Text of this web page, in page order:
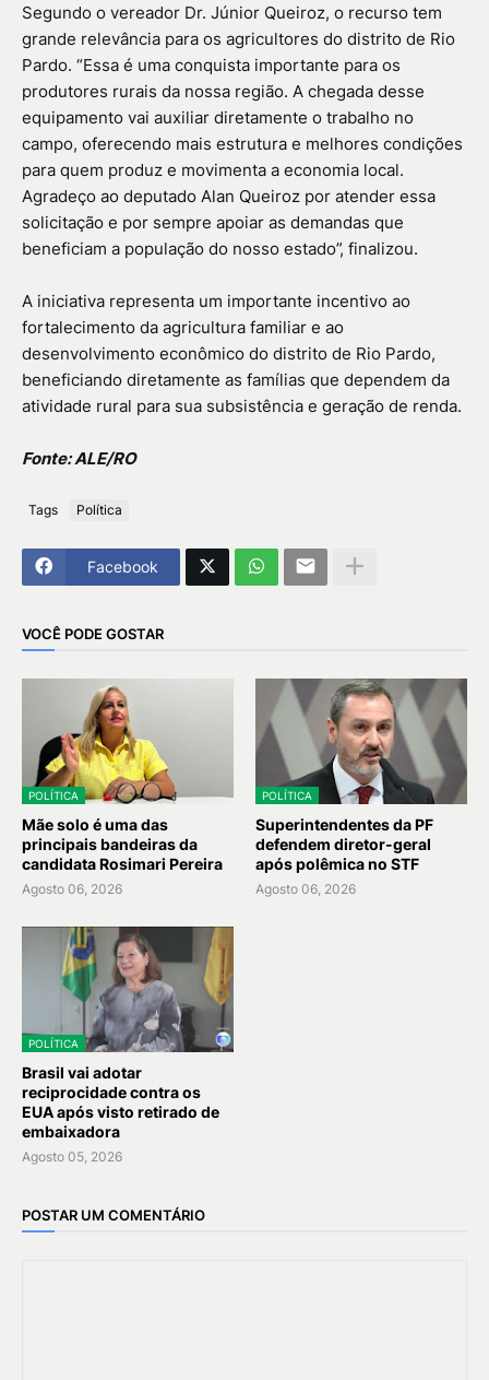
Segundo o vereador Dr. Júnior Queiroz, o recurso tem
grande relevância para os agricultores do distrito de Rio
Pardo. “Essa é uma conquista importante para os
produtores rurais da nossa região. A chegada desse
equipamento vai auxiliar diretamente o trabalho no
campo, oferecendo mais estrutura e melhores condições
para quem produz e movimenta a economia local.
Agradeço ao deputado Alan Queiroz por atender essa
solicitação e por sempre apoiar as demandas que
beneficiam a população do nosso estado”, finalizou.
A iniciativa representa um importante incentivo ao
fortalecimento da agricultura familiar e ao
desenvolvimento econômico do distrito de Rio Pardo,
beneficiando diretamente as famílias que dependem da
atividade rural para sua subsistência e geração de renda.
Fonte: ALE/RO
Tags Política
Facebook
VOCÊ PODE GOSTAR
POLÍTICA
Mãe solo é uma das
principais bandeiras da
candidata Rosimari Pereira
Agosto 06, 2026
POLÍTICA
Superintendentes da PF
defendem diretor-geral
após polêmica no STF
Agosto 06, 2026
POLÍTICA
Brasil vai adotar
reciprocidade contra os
EUA após visto retirado de
embaixadora
Agosto 05, 2026
POSTAR UM COMENTÁRIO